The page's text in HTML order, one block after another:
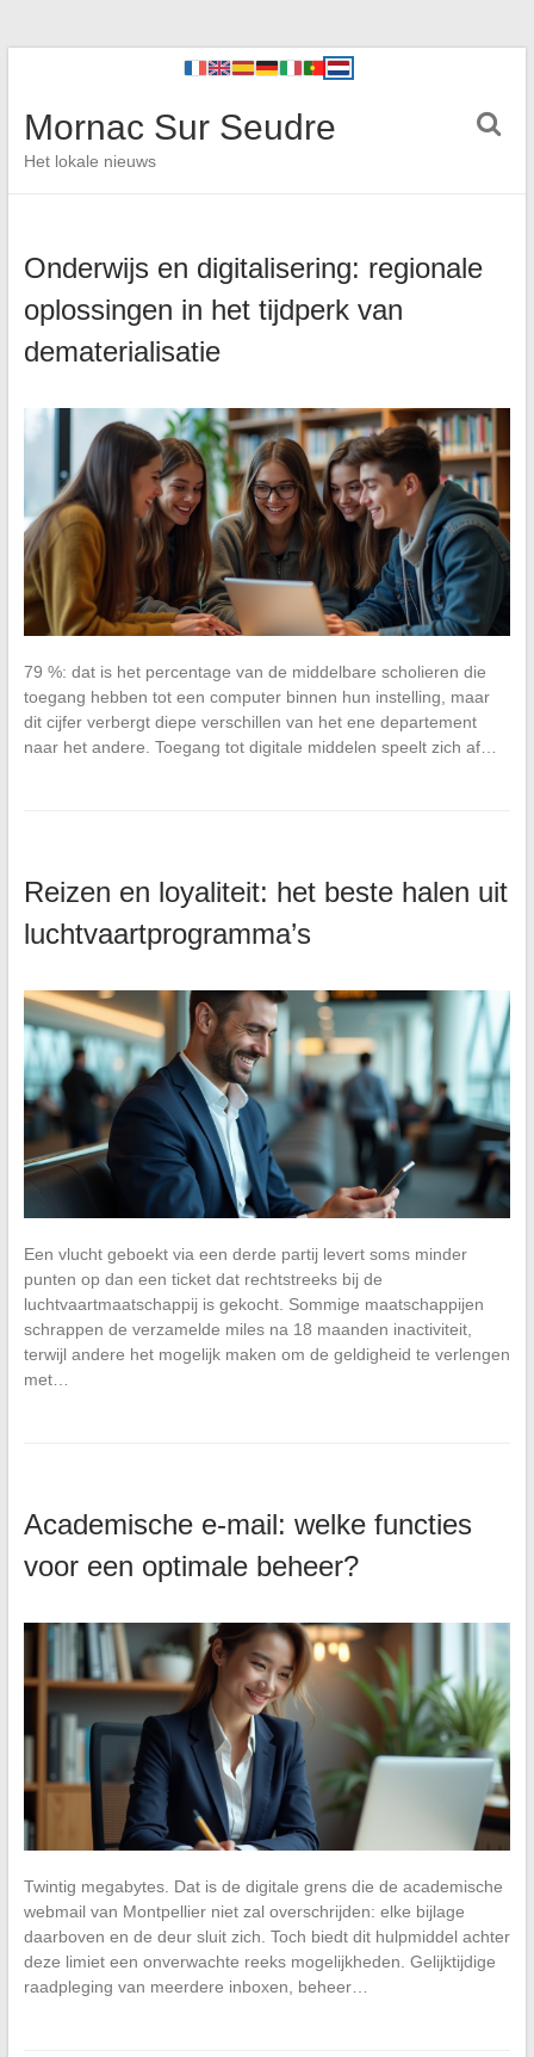
Mornac Sur Seudre
Het lokale nieuws
Onderwijs en digitalisering: regionale
oplossingen in het tijdperk van
dematerialisatie
79 %: dat is het percentage van de middelbare scholieren die
toegang hebben tot een computer binnen hun instelling, maar
dit cijfer verbergt diepe verschillen van het ene departement
naar het andere. Toegang tot digitale middelen speelt zich af…
Reizen en loyaliteit: het beste halen uit
luchtvaartprogramma’s
Een vlucht geboekt via een derde partij levert soms minder
punten op dan een ticket dat rechtstreeks bij de
luchtvaartmaatschappij is gekocht. Sommige maatschappijen
schrappen de verzamelde miles na 18 maanden inactiviteit,
terwijl andere het mogelijk maken om de geldigheid te verlengen
met…
Academische e-mail: welke functies
voor een optimale beheer?
Twintig megabytes. Dat is de digitale grens die de academische
webmail van Montpellier niet zal overschrijden: elke bijlage
daarboven en de deur sluit zich. Toch biedt dit hulpmiddel achter
deze limiet een onverwachte reeks mogelijkheden. Gelijktijdige
raadpleging van meerdere inboxen, beheer…